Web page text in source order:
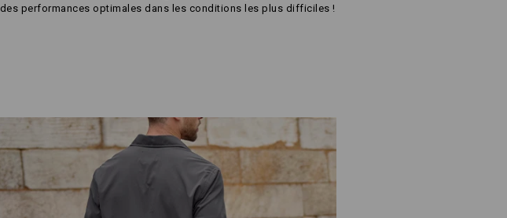
des performances optimales dans les conditions les plus difficiles !